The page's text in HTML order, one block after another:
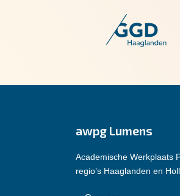
awpg Lumens
Academische Werkplaats
regio’s Haaglanden en